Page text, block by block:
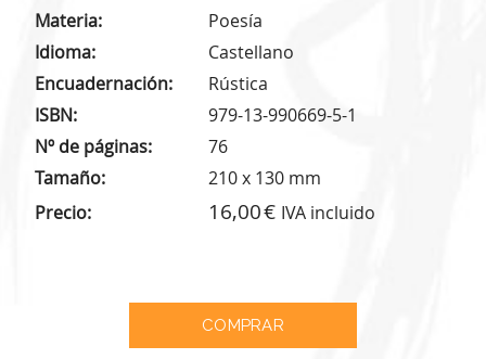
Materia
Poesía
Idioma
Castellano
Encuadernación
Rústica
ISBN
979-13-990669-5-1
Nº de páginas
76
Tamaño
210 x 130 mm
Precio
16,00 IVA incluido